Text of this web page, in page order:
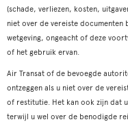
(schade, verliezen, kosten,
niet over de vereiste
wetgeving, ongeacht of deze
of het gebruik ervan.
Air Transat of de bevoegde
ontzeggen als u niet over de
of restitutie. Het kan ook zijn dat
terwijl u wel over de benodigde